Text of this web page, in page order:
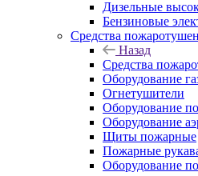
Дизельные
Бензиновые
Средства
Назад
Средства
Оборудование
Огнетушители
Оборудование
Оборудование
Щиты пожарные
Пожарные
Оборудование